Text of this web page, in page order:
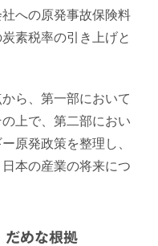
への原発事故保険料
素税率の引き上げと
ら、第一部において
上で、第二部におい
原発政策を整理し、
本の産業の将来につ
だめな根拠